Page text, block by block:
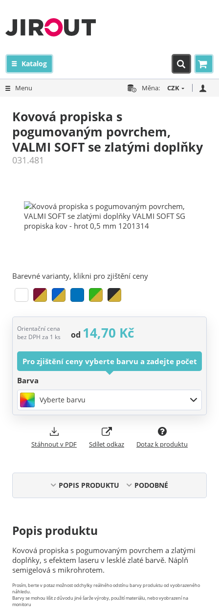
Katalog
Menu Měna: CZK
Kovová propiska s
pogumovaným povrchem,
VALMI SOFT se zlatými doplňky
031.481
Barevné varianty, klikni pro zjištění ceny
Orientační cena
bez DPH za 1 ks
od 14,70 Kč
Pro zjištění ceny vyberte barvu a zadejte počet
Barva
Vyberte barvu
Stáhnout v PDF Sdílet odkaz Dotaz k produktu
POPIS PRODUKTU PODOBNÉ
Popis produktu
Kovová propiska s pogumovaným povrchem a zlatými
doplňky, s efektem laseru v lesklé zlaté barvě. Náplň
semigelová s mikrohrotem.
Prosím, berte v potaz možnost odchylky reálného odstínu barvy produktu od vyobrazeného
náhledu.
Barvy se mohou lišit z důvodu jiné šarže výroby, použití materiálu, nebo vyobrazení na
monitoru